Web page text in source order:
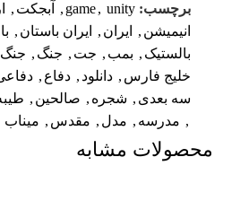
برچسب:
game, unity
, آبجکت ,
انیمیشن , ایران , ایران باستان ,
بالستیک , بمب , جت , جنگ , جنگ 40 روزه
خلیج فارس , دانلود , دفاع ,
سه بعدی , شجره , صالحین ,
, مدرسه , مدل , مقدس , میناب
محصولات مشابه